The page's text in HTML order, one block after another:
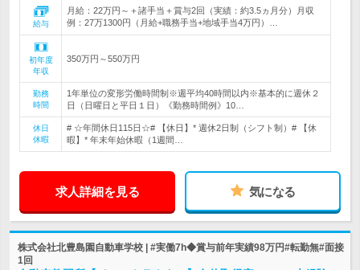
給与
月給：22万円～＋諸手当＋賞与2回（実績：約3.5ヵ月分）月収
例：27万1300円（月給+職務手当+地域手当4万円）…
初年度
年収
350万円～550万円
勤務
時間
1年単位の変形労働時間制※週平均40時間以内※基本的に週休２
日（日曜日と平日１日）《勤務時間例》10…
休日
休暇
# ☆年間休日115日☆# 【休日】* 週休2日制（シフト制）# 【休
暇】* 年末年始休暇（1週間…
求人詳細を見る 気になる
株式会社北豊島園自動車学校 | #実働7h◆賞与前年実績98万円#転勤無#面接
1回